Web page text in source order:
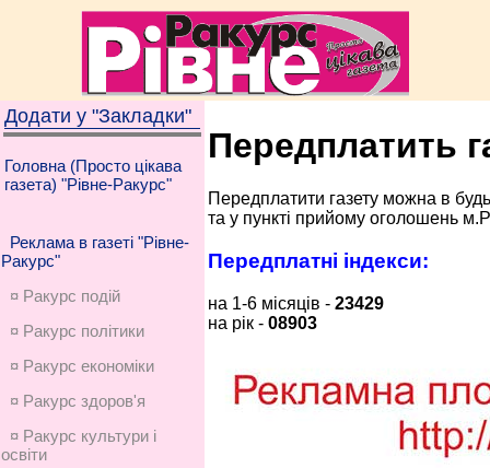
Додати у "Закладки"
Головна (Просто цікава
газета) "Рівне-Ракурс"
Реклама в газеті "Рівне-
Ракурс"
¤ Ракурс подій
¤ Ракурс політики
¤ Ракурс економiки
¤ Ракурс здоров'я
¤ Ракурс культури і
освіти
Передплатить
Передплатити газету можна в
та у пункті прийому оголошень
Передплатні індекси:
на 1-6 місяців - 23429
на рік - 08903